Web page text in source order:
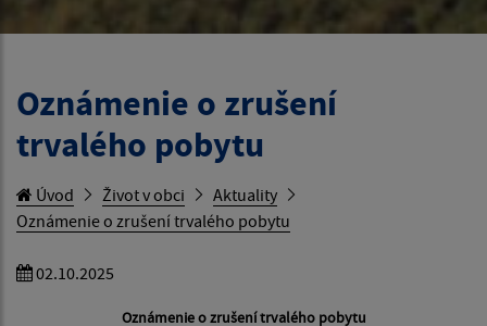
Oznámenie o zrušení
trvalého pobytu
Úvod Život v obci
Aktuality
Oznámenie o zrušení trvalého pobytu
02.10.2025
Oznámenie o zrušení trvalého pobytu